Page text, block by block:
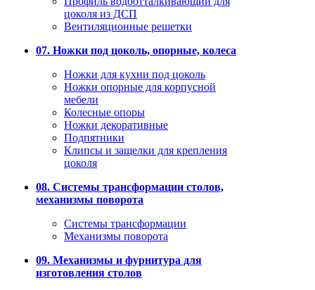
цоколя из ДСП
Вентиляционные решетки
07. Ножки под цоколь, опорные, колеса
Ножки для кухни под цоколь
Ножки опорные для корпусной
мебели
Колесные опоры
Ножки декоративные
Подпятники
Клипсы и защелки для крепления
цоколя
08. Системы трансформации столов,
механизмы поворота
Системы трансформации
Механизмы поворота
09. Механизмы и фурнитура для
изготовления столов